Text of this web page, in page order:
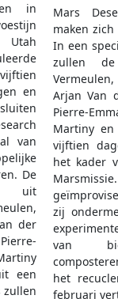
in
Utah
en
van
De
uit
der
een
zullen
Mars
maken
In een
zullen de
Arjan Van
Pierre-
Martiny en
vijftien
het kader
zij
van
het
februari